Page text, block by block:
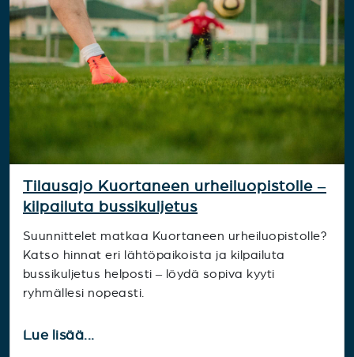
Tilausajo Kuortaneen urheiluopistolle –
kilpailuta bussikuljetus
Suunnittelet matkaa Kuortaneen urheiluopistolle?
Katso hinnat eri lähtöpaikoista ja kilpailuta
bussikuljetus helposti – löydä sopiva kyyti
ryhmällesi nopeasti.
Lue lisää...